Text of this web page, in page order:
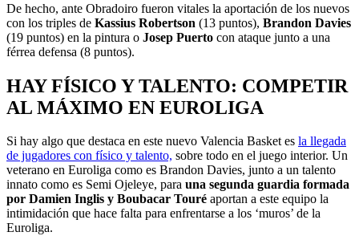
De hecho, ante Obradoiro fueron vitales la aportación de los nuevos
con los triples de Kassius Robertson (13 puntos), Brandon Davies
(19 puntos) en la pintura o Josep Puerto con ataque junto a una
férrea defensa (8 puntos).
HAY FÍSICO Y TALENTO: COMPETIR
AL MÁXIMO EN EUROLIGA
Si hay algo que destaca en este nuevo Valencia Basket es la llegada
de jugadores con físico y talento, sobre todo en el juego interior. Un
veterano en Euroliga como es Brandon Davies, junto a un talento
innato como es Semi Ojeleye, para una segunda guardia formada
por Damien Inglis y Boubacar Touré aportan a este equipo la
intimidación que hace falta para enfrentarse a los ‘muros’ de la
Euroliga.